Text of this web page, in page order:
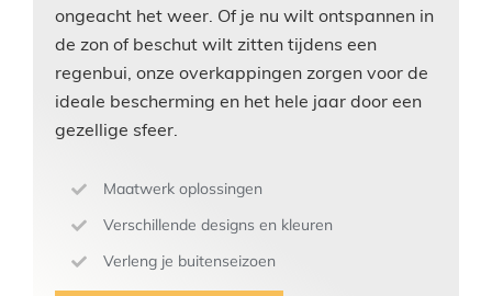
ongeacht het weer. Of je nu wilt ontspannen in
de zon of beschut wilt zitten tijdens een
regenbui, onze overkappingen zorgen voor de
ideale bescherming en het hele jaar door een
gezellige sfeer.
Maatwerk oplossingen
Verschillende designs en kleuren
Verleng je buitenseizoen